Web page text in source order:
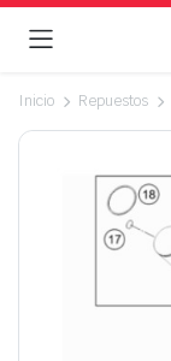
Inicio Repuestos